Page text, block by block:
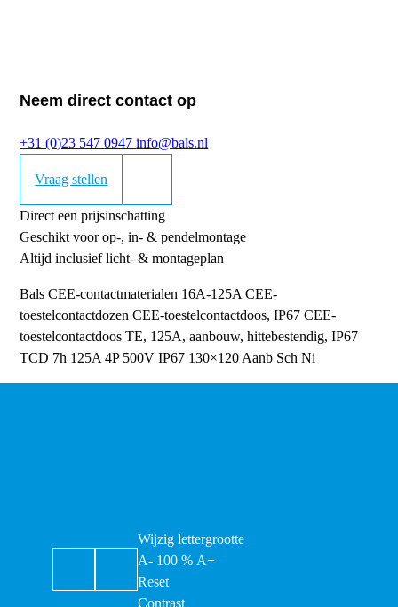
Neem direct contact op
+31 (0)23 547 0947info@bals.nl
Vraag stellen
Direct een prijsinschatting
Geschikt voor op-, in- & pendelmontage
Altijd inclusief licht- & montageplan
Bals CEE-contactmaterialen 16A-125A CEE-
toestelcontactdozen CEE-toestelcontactdoos, IP67 CEE-
toestelcontactdoos TE, 125A, aanbouw, hittebestendig, IP67
TCD 7h 125A 4P 500V IP67 130×120 Aanb Sch Ni
Wijzig lettergrootte
A- 100% A+
Reset
Contrast